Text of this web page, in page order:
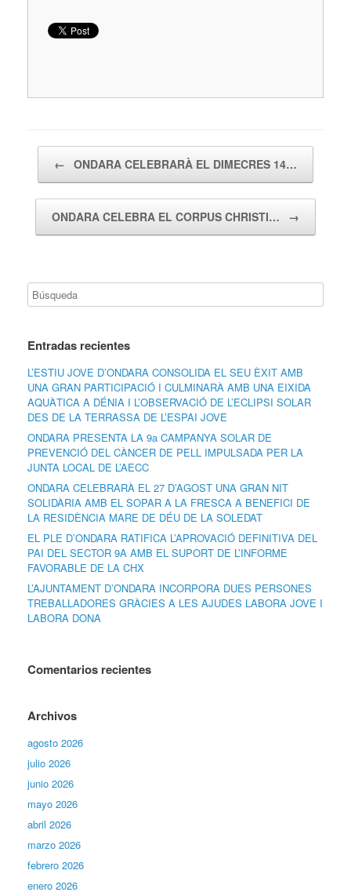
← ONDARA CELEBRARÀ EL DIMECRES 14…
ONDARA CELEBRA EL CORPUS CHRISTI… →
Entradas recientes
L’ESTIU JOVE D’ONDARA CONSOLIDA EL SEU ÈXIT AMB
UNA GRAN PARTICIPACIÓ I CULMINARÀ AMB UNA EIXIDA
AQUÀTICA A DÉNIA I L’OBSERVACIÓ DE L’ECLIPSI SOLAR
DES DE LA TERRASSA DE L’ESPAI JOVE
ONDARA PRESENTA LA 9a CAMPANYA SOLAR DE
PREVENCIÓ DEL CÀNCER DE PELL IMPULSADA PER LA
JUNTA LOCAL DE L’AECC
ONDARA CELEBRARÀ EL 27 D’AGOST UNA GRAN NIT
SOLIDÀRIA AMB EL SOPAR A LA FRESCA A BENEFICI DE
LA RESIDÈNCIA MARE DE DÉU DE LA SOLEDAT
EL PLE D’ONDARA RATIFICA L’APROVACIÓ DEFINITIVA DEL
PAI DEL SECTOR 9A AMB EL SUPORT DE L’INFORME
FAVORABLE DE LA CHX
L’AJUNTAMENT D’ONDARA INCORPORA DUES PERSONES
TREBALLADORES GRÀCIES A LES AJUDES LABORA JOVE I
LABORA DONA
Comentarios recientes
Archivos
agosto 2026
julio 2026
junio 2026
mayo 2026
abril 2026
marzo 2026
febrero 2026
enero 2026